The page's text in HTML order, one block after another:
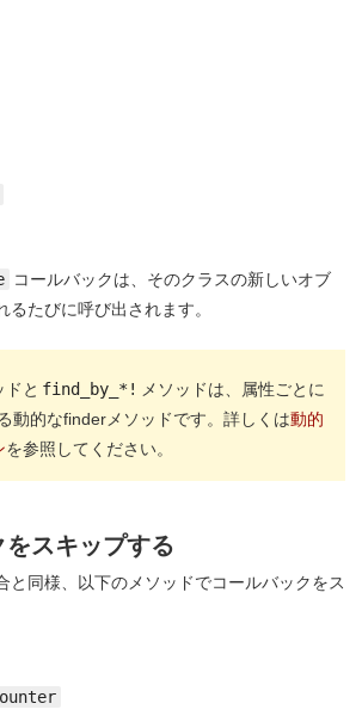
コールバックは、そのクラスの新しいオブ
るたびに呼び出されます。
ドと find_by_*!
メソッドは、属性ごとに
動的なfinderメソッドです。詳しくは動的
を参照してください。
スキップする
と同様、以下のメソッドでコールバックをス